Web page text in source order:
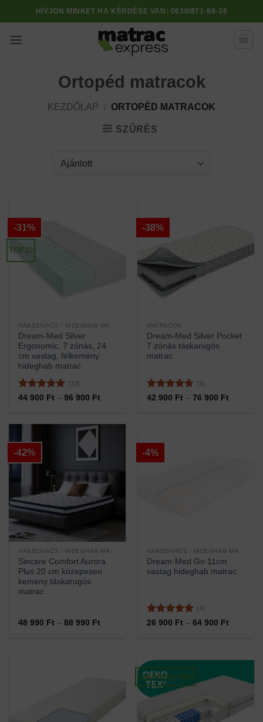
to
content
HÍVJON MINKET HA KÉRDÉSE VAN: 0630/871-88-36
Ortopéd matracok
KEZDŐLAP ORTOPÉD MATRACOK
SZŰRÉS
-31%
TOP10
HABSZIVACS / HIDEGHAB MATRACOK
Dream-Med Silver
Ergonomic, 7 zónás, 24
cm vastag, félkemény
hideghab matrac
Értékelés:5
(13)
44 900 Ft – 96 900 FtÁrtartomány:
-38%
MATRACOK
Dream-Med Silver Pocket
7 zónás táskarugós
matrac
Értékelés:
(3)
42 900 Ft – 76 900 Ft
-42%
Sincere Comfort Aurora
Plus 20 cm közepesen
kemény táskarugós
matrac
48 990 Ft – 88 990 FtÁrtartomány:
-4%
Dream-Med Go 11cm
vastag hideghab matrac
Értékelés:5
(4)
26 900 Ft – 64 900 Ft
900 Ft
Legnépszerűbb